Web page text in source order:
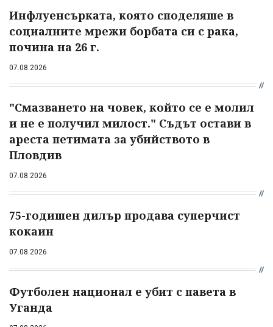
Инфлуенсърката, която споделяше в
социалните мрежи борбата си с рака,
почина на 26 г.
07.08.2026
"Смазването на човек, който се е молил
и не е получил милост." Съдът остави в
ареста петимата за убийството в
Пловдив
07.08.2026
75-годишен дилър продава суперчист
кокаин
07.08.2026
Футболен национал е убит с павета в
Уганда